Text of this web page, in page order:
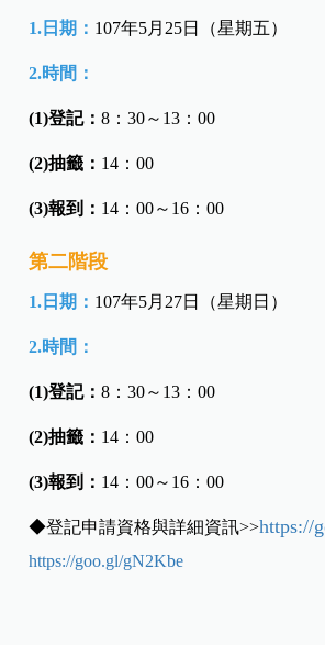
1.日期： 107年5月25日（星期五）
2.時間：
(1)登記：8：30～13：00
(2)抽籤： 14：00
(3)報到： 14：00～16：00
第二階段
1.日期： 107年5月27日（星期日）
2.時間：
(1)登記：8：30～13：00
(2)抽籤： 14：00
(3)報到： 14：00～16：00
◆登記申請資格與詳細資訊>>https://
https://goo.gl/gN2Kbe